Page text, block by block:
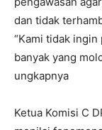
dan tidak
“Kami tidak
banyak yang
ungkapnya
Ketua Komisi C